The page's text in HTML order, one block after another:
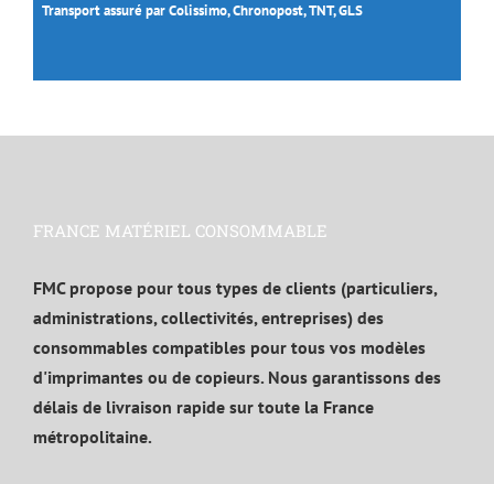
Transport assuré par Colissimo, Chronopost, TNT, GLS
FRANCE MATÉRIEL CONSOMMABLE
FMC propose pour tous types de clients (particuliers,
administrations, collectivités, entreprises) des
consommables compatibles pour tous vos modèles
d'imprimantes ou de copieurs. Nous garantissons des
délais de livraison rapide sur toute la France
métropolitaine.